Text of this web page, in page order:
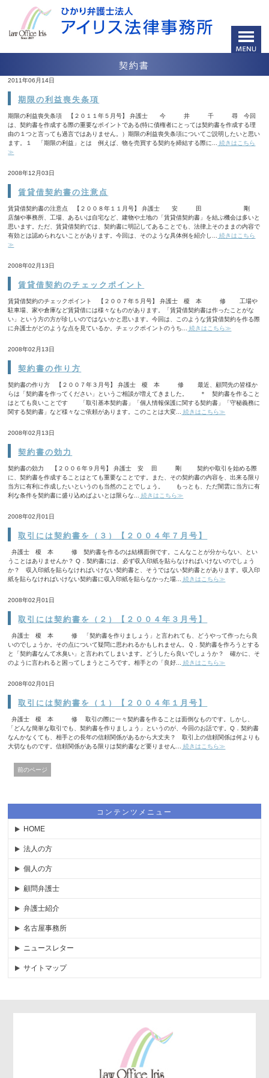
契約書
2011年06月14日
期限の利益喪失条項
期限の利益喪失条項 【２０１１年５月号】 弁護士 今 井 千 尋 今回
は、契約書を作成する際の重要なポイントである(特に債権者にとっては契約書を作成する理
由の１つと言っても過言ではありません。）期限の利益喪失条項についてご説明したいと思い
ます。１ 「期限の利益」とは 例えば、物を売買する契約を締結する際に...
続きはこちら
≫
2008年12月03日
賃貸借契約書の注意点
賃貸借契約書の注意点 【２００８年１１月号】 弁護士 安 田 剛
店舗や事務所、工場、あるいは自宅など、建物や土地の「賃貸借契約書」を結ぶ機会は多いと
思います。ただ、賃貸借契約では、契約書に明記してあることでも、法律上そのままの内容で
有効とは認められないことがあります。今回は、そのような具体例を紹介し...
続きはこちら
≫
2008年02月13日
賃貸借契約のチェックポイント
賃貸借契約のチェックポイント 【２００７年５月号】 弁護士 榎 本 修 工場や
駐車場、家や倉庫など賃貸借には様々なものがあります。「賃貸借契約書は作ったことがな
い」という方の方が珍しいのではないかと思います。今回は、このような賃貸借契約を作る際
に弁護士がどのような点を見ているか。チェックポイントのうち... 続きはこちら≫
2008年02月13日
契約書の作り方
契約書の作り方 【２００７年３月号】 弁護士 榎 本 修 最近、顧問先の皆様か
らは「契約書を作ってください」というご相談が増えてきました。 ＊ 契約書を作ること
はとても良いことです 「取引基本契約書」「個人情報保護に関する契約書」「守秘義務に
関する契約書」など様々なご依頼があります。このことは大変... 続きはこちら≫
2008年02月13日
契約書の効力
契約書の効力 【２００６年９月号】 弁護士 安 田 剛 契約や取引を始める際
に、契約書を作成することはとても重要なことです。また、その契約書の内容を、出来る限り
当方に有利に作成したいというのも当然のことでしょう。 もっとも、ただ闇雲に当方に有
利な条件を契約書に盛り込めばよいとは限らな... 続きはこちら≫
2008年02月01日
取引には契約書を（３）【２００４年７月号】
弁護士 榎 本 修 契約書を作るのは結構面倒です。こんなことが分からない、とい
うことはありませんか？ Q．契約書には、必ず収入印紙を貼らなければいけないのでしょう
か？ 収入印紙を貼らなければいけない契約書と、そうではない契約書とがあります。収入印
紙を貼らなければいけない契約書に収入印紙を貼らなかった場... 続きはこちら≫
2008年02月01日
取引には契約書を（２）【２００４年３月号】
弁護士 榎 本 修 「契約書を作りましょう」と言われても、どうやって作ったら良
いのでしょうか。その点について疑問に思われるかもしれません。Ｑ．契約書を作ろうとする
と「契約書なんて水臭い」と言われてしまいます。どうしたら良いでしょうか？ 確かに、そ
のように言われると困ってしまうところです。相手との「良好... 続きはこちら≫
2008年02月01日
取引には契約書を（１）【２００４年１月号】
弁護士 榎 本 修 取引の際に一々契約書を作ることは面倒なものです。しかし、
「どんな簡単な取引でも、契約書を作りましょう」というのが、今回のお話です。Q．契約書
なんかなくても、相手との長年の信頼関係があるから大丈夫？ 取引上の信頼関係は何よりも
大切なものです。信頼関係がある限りは契約書など要りません... 続きはこちら≫
前のページ
コンテンツメニュー
HOME
法人の方
個人の方
顧問弁護士
弁護士紹介
名古屋事務所
ニュースレター
サイトマップ